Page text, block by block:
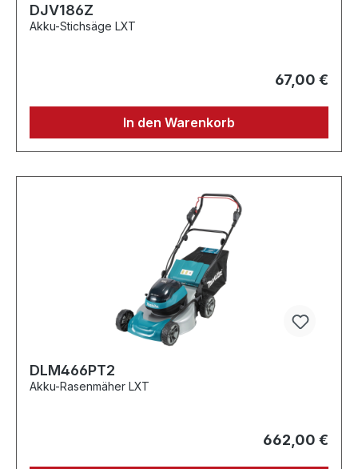
DJV186Z
Akku-Stichsäge LXT
67,00 €
In den Warenkorb
DLM466PT2
Akku-Rasenmäher LXT
662,00 €